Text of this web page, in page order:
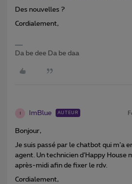
Des nouvelles ?
Cordialement,
Da be dee Da be daa
ImBlue AUTEUR
Bonjour,
Je suis passé par le chatbot qui m’a
agent. Un technicien d’Happy
après-midi afin de fixer le rdv.
Cordialement,